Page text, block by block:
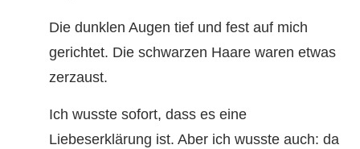
Die dunklen Augen tief und fest auf mich
gerichtet. Die schwarzen Haare waren etwas
zerzaust.
Ich wusste sofort, dass es eine
Liebeserklärung ist. Aber ich wusste auch: da